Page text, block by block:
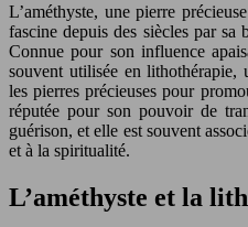
L’améthyste, une pierre
fascine depuis des siècles par sa
Connue pour son influence
souvent utilisée en
les pierres précieuses pour
réputée pour son pouvoir de
guérison, et elle est souvent
et à la spiritualité.
L’améthyste et la